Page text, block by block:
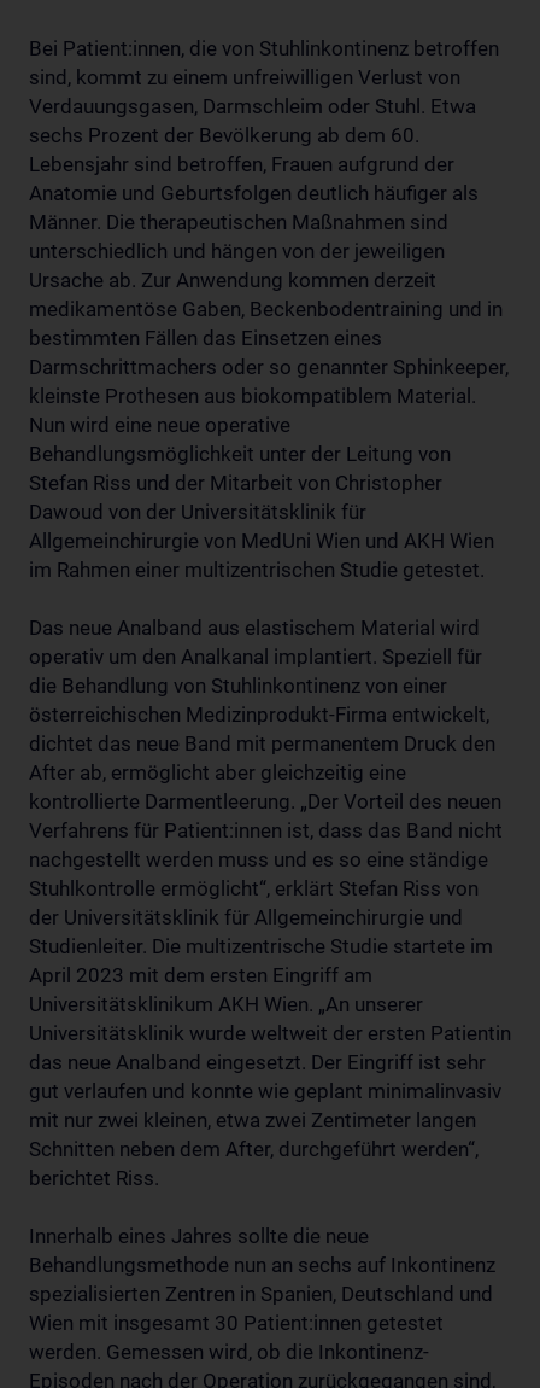
Bei Patient:innen, die von Stuhlinkontinenz betroffen
sind, kommt zu einem unfreiwilligen Verlust von
Verdauungsgasen, Darmschleim oder Stuhl. Etwa
sechs Prozent der Bevölkerung ab dem 60.
Lebensjahr sind betroffen, Frauen aufgrund der
Anatomie und Geburtsfolgen deutlich häufiger als
Männer. Die therapeutischen Maßnahmen sind
unterschiedlich und hängen von der jeweiligen
Ursache ab. Zur Anwendung kommen derzeit
medikamentöse Gaben, Beckenbodentraining und in
bestimmten Fällen das Einsetzen eines
Darmschrittmachers oder so genannter Sphinkeeper,
kleinste Prothesen aus biokompatiblem Material.
Nun wird eine neue operative
Behandlungsmöglichkeit unter der Leitung von
Stefan Riss und der Mitarbeit von Christopher
Dawoud von der Universitätsklinik für
Allgemeinchirurgie von MedUni Wien und AKH Wien
im Rahmen einer multizentrischen Studie getestet.
Das neue Analband aus elastischem Material wird
operativ um den Analkanal implantiert. Speziell für
die Behandlung von Stuhlinkontinenz von einer
österreichischen Medizinprodukt-Firma entwickelt,
dichtet das neue Band mit permanentem Druck den
After ab, ermöglicht aber gleichzeitig eine
kontrollierte Darmentleerung. „Der Vorteil des neuen
Verfahrens für Patient:innen ist, dass das Band nicht
nachgestellt werden muss und es so eine ständige
Stuhlkontrolle ermöglicht“, erklärt Stefan Riss von
der Universitätsklinik für Allgemeinchirurgie und
Studienleiter. Die multizentrische Studie startete im
April 2023 mit dem ersten Eingriff am
Universitätsklinikum AKH Wien. „An unserer
Universitätsklinik wurde weltweit der ersten Patientin
das neue Analband eingesetzt. Der Eingriff ist sehr
gut verlaufen und konnte wie geplant minimalinvasiv
mit nur zwei kleinen, etwa zwei Zentimeter langen
Schnitten neben dem After, durchgeführt werden“,
berichtet Riss.
Innerhalb eines Jahres sollte die neue
Behandlungsmethode nun an sechs auf Inkontinenz
spezialisierten Zentren in Spanien, Deutschland und
Wien mit insgesamt 30 Patient:innen getestet
werden. Gemessen wird, ob die Inkontinenz-
Episoden nach der Operation zurückgegangen sind,